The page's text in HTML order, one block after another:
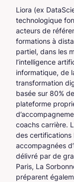
Liora (ex
technologique
acteurs de
formations à
partiel, dans les
l’intelligence
informatique, de
transformation
basée sur 80%
plateforme
coachs carrière.
des certifications
accompagnées
délivré par de
Paris, La
préparent